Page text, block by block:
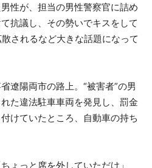
性が、担当の男性警察官に詰め
抗議し、その勢いでキスをして
されるなど大きな話題になって
遼陽両市の路上。“被害者”の男
た違法駐車車両を発見し、罰金
けていたところ、自動車の持ち
ょっと席を外していただけ」